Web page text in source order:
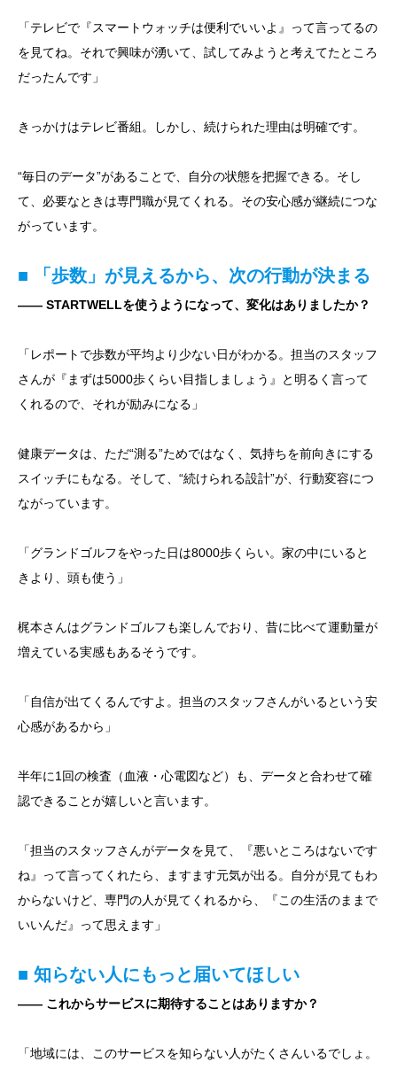
「テレビで『スマートウォッチは便利でいいよ』って言ってるの
を見てね。それで興味が湧いて、試してみようと考えてたところ
だったんです」
きっかけはテレビ番組。しかし、続けられた理由は明確です。
“毎日のデータ”があることで、自分の状態を把握できる。そし
て、必要なときは専門職が見てくれる。その安心感が継続につな
がっています。
■ 「歩数」が見えるから、次の行動が決まる
―― STARTWELLを使うようになって、変化はありましたか？
「レポートで歩数が平均より少ない日がわかる。担当のスタッフ
さんが『まずは5000歩くらい目指しましょう』と明るく言って
くれるので、それが励みになる」
健康データは、ただ“測る”ためではなく、気持ちを前向きにする
スイッチにもなる。そして、“続けられる設計”が、行動変容につ
ながっています。
「グランドゴルフをやった日は8000歩くらい。家の中にいると
きより、頭も使う」
梶本さんはグランドゴルフも楽しんでおり、昔に比べて運動量が
増えている実感もあるそうです。
「自信が出てくるんですよ。担当のスタッフさんがいるという安
心感があるから」
半年に1回の検査（血液・心電図など）も、データと合わせて確
認できることが嬉しいと言います。
「担当のスタッフさんがデータを見て、『悪いところはないです
ね』って言ってくれたら、ますます元気が出る。自分が見てもわ
からないけど、専門の人が見てくれるから、『この生活のままで
いいんだ』って思えます」
■ 知らない人にもっと届いてほしい
―― これからサービスに期待することはありますか？
「地域には、このサービスを知らない人がたくさんいるでしょ。